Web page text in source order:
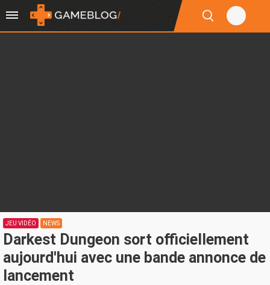
JEU VIDÉO NEWS
Darkest Dungeon sort officiellement
aujourd'hui avec une bande annonce de
lancement